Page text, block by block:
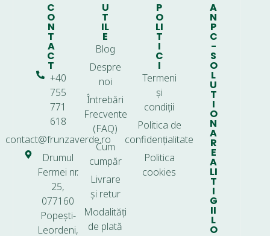
C
O
N
T
A
C
T
+40
755
771
618
contact@frunzaverde.ro
Drumul
Fermei nr.
25,
077160
Popești-
Leordeni,
U
T
IL
E
Blog
Despre
noi
Întrebări
Frecvente
(FAQ)
Cum
cumpăr
Livrare
și retur
Modalități
de plată
P
O
LI
T
I
C
I
Termeni
și
condiții
Politica de
confidențialitate
Politica
cookies
A
N
P
C
-
S
O
L
U
T
I
O
N
A
R
E
A
LI
T
I
G
II
L
O